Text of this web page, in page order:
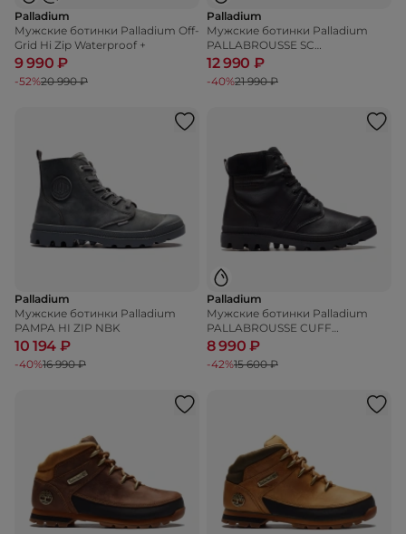
Palladium
Мужские ботинки Palladium Off-
Grid Hi Zip Waterproof +
9 990 ₽
-52%20 990 ₽
Palladium
Мужские ботинки Palladium
PALLABROUSSE SC
WATERPROOF +
12 990 ₽
-40%21 990 ₽
Palladium
Мужские ботинки Palladium
PAMPA HI ZIP NBK
10 194 ₽
-40%16 990 ₽
Palladium
Мужские ботинки Palladium
PALLABROUSSE CUFF
WATERPROOF +
8 990 ₽
-42%15 600 ₽